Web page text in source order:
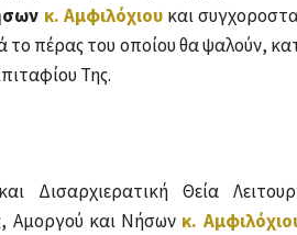
κ. Αμφιλόχιουκαι
το πέρας του οποίου θα ψαλούν,
Της.
Δισαρχιερατική Θεία
Αμοργού και Νήσωνκ.